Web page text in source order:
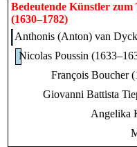
Bedeutende Künstler
(1630–1782)
Anthonis (Anton) van
Nicolas Poussin
François Boucher
Giovanni Battista
Angelika